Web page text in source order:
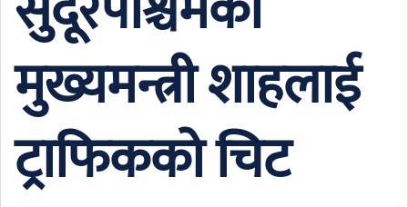
मुख्यमन्त्री शाहलाई
ट्राफिकको चिट